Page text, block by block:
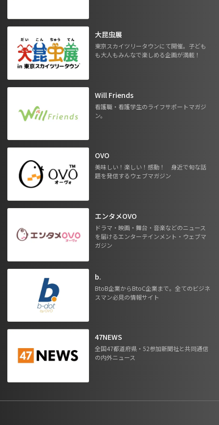
大昆虫展
東京スカイツリータウンにて開催。子ども
も大人もみんなで楽しめる企画が満載！
Will Friends
看護職・看護学生のライフサポートマガジ
ン。
OVO
美味しい！楽しい！感動！ 身近で旬な話
題を発信するウェブマガジン
エンタメOVO
ドラマ・映画・舞台・音楽などのニュース
を届けるエンターテインメント・ウェブマ
ガジン
b.
BtoB企業からBtoC企業まで。全てのビジネ
スマン必見の情報サイト
47NEWS
全国47都道府県・52参加新聞社と共同通信
の内外ニュース